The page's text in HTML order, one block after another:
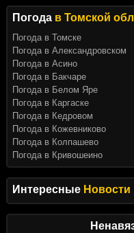
Интересные Новости
Погода в Томской
Погода в Томске
Погода в Александровском
Погода в Асино
Погода в Бакчаре
Погода в Белом Яре
Погода в Каргаске
Погода в Кедровом
Погода в Кожевниково
Погода в Колпашево
Погода в Кривошеино